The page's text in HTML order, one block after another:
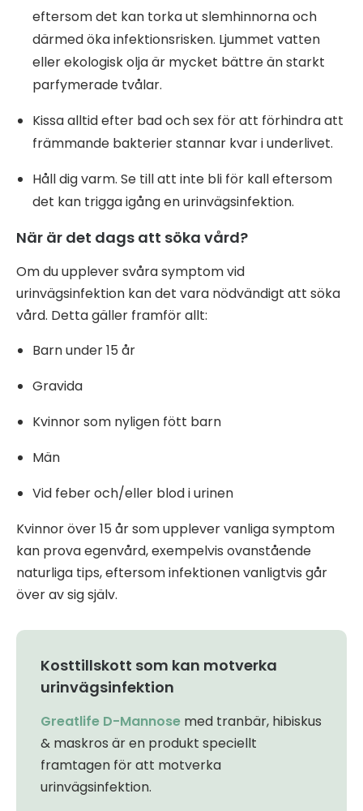
eftersom det kan torka ut slemhinnorna och
därmed öka infektionsrisken. Ljummet vatten
eller ekologisk olja är mycket bättre än starkt
parfymerade tvålar.
Kissa alltid efter bad och sex för att förhindra att
främmande bakterier stannar kvar i underlivet.
Håll dig varm. Se till att inte bli för kall eftersom
det kan trigga igång en urinvägsinfektion.
När är det dags att söka vård?
Om du upplever svåra symptom vid
urinvägsinfektion kan det vara nödvändigt att söka
vård. Detta gäller framför allt:
Barn under 15 år
Gravida
Kvinnor som nyligen fött barn
Män
Vid feber och/eller blod i urinen
Kvinnor över 15 år som upplever vanliga symptom
kan prova egenvård, exempelvis ovanstående
naturliga tips, eftersom infektionen vanligtvis går
över av sig själv.
Kosttillskott som kan motverka
urinvägsinfektion
Greatlife D-Mannose med tranbär, hibiskus
& maskros är en produkt speciellt
framtagen för att motverka
urinvägsinfektion.